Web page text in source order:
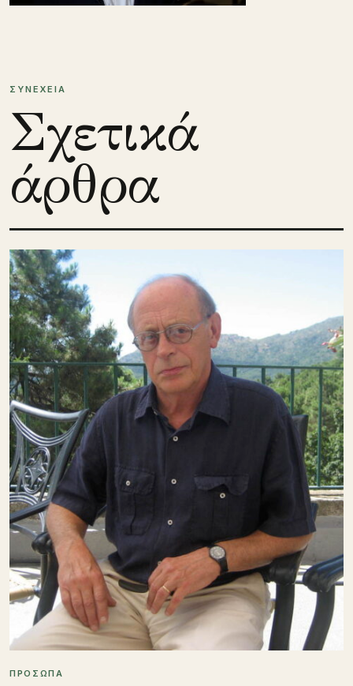
ΣΥΝΕΧΕΙΑ
Σχετικά
άρθρα
ΠΡΟΣΩΠΑ